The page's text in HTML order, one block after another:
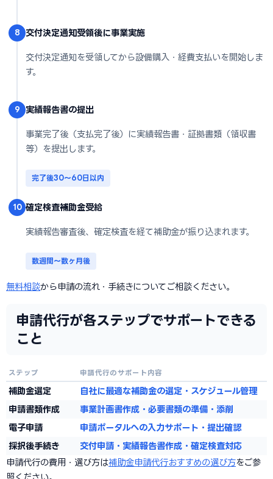
8 交付決定通知受領後に事業実施
交付決定通知を受領してから設備購入・経費支払いを開始しま
す。
9 実績報告書の提出
事業完了後（支払完了後）に実績報告書・証拠書類（領収書
等）を提出します。
完了後30〜60日以内
10 確定検査→補助金受給
実績報告審査後、確定検査を経て補助金が振り込まれます。
数週間〜数ヶ月後
無料相談から申請の流れ・手続きについてご相談ください。
申請代行が各ステップでサポートできる
こと
ステップ 申請代行のサポート内容
補助金選定
自社に最適な補助金の選定・スケジュール管理
申請書類作成
事業計画書作成・必要書類の準備・添削
電子申請
申請ポータルへの入力サポート・提出確認
採択後手続き
交付申請・実績報告書作成・確定検査対応
申請代行の費用・選び方は補助金申請代行おすすめの選び方をご参
照ください。